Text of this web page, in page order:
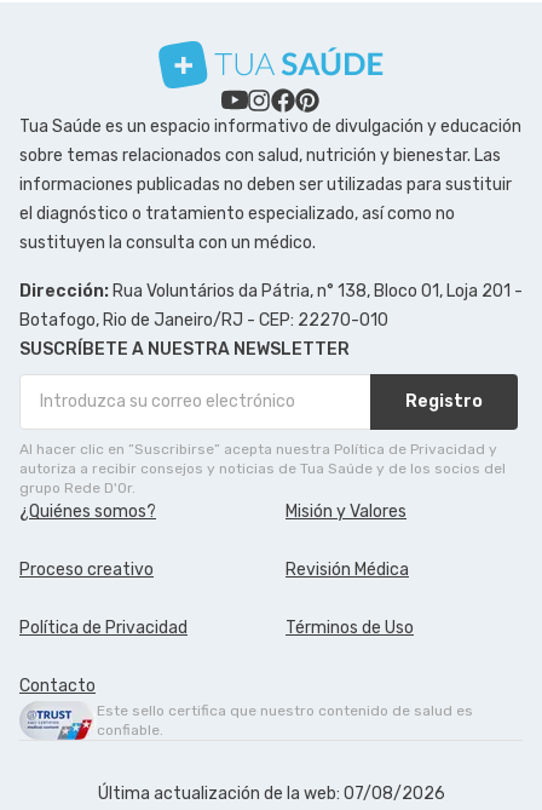
Tua Saúde es un espacio informativo de divulgación y educación
sobre temas relacionados con salud, nutrición y bienestar. Las
informaciones publicadas no deben ser utilizadas para sustituir
el diagnóstico o tratamiento especializado, así como no
sustituyen la consulta con un médico.
Dirección: Rua Voluntários da Pátria, n° 138, Bloco 01, Loja 201 -
Botafogo, Rio de Janeiro/RJ - CEP: 22270-010
SUSCRÍBETE A NUESTRA NEWSLETTER
Registro
Al hacer clic en ”Suscribirse” acepta nuestra Política de Privacidad y
autoriza a recibir consejos y noticias de Tua Saúde y de los socios del
grupo Rede D'Or.
¿Quiénes somos? Misión y Valores
Proceso creativo Revisión Médica
Política de Privacidad Términos de Uso
Contacto
Este sello certifica que nuestro contenido de salud es
confiable.
Última actualización de la web: 07/08/2026